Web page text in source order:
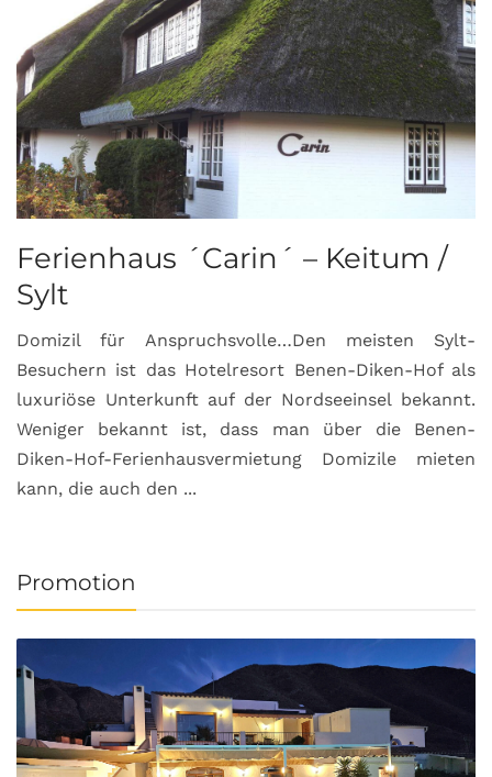
Ferienhaus ´Carin´ – Keitum /
Sylt
Domizil für Anspruchsvolle…Den meisten Sylt-
Besuchern ist das Hotelresort Benen-Diken-Hof als
luxuriöse Unterkunft auf der Nordseeinsel bekannt.
Weniger bekannt ist, dass man über die Benen-
Diken-Hof-Ferienhausvermietung Domizile mieten
kann, die auch den ...
Promotion